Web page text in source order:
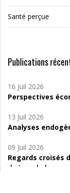
Santé perçue
Publications
16 Juil 2026
Perspectives
13 Juil 2026
Analyses
09 Juil 2026
Regards croisés
de jour de bas